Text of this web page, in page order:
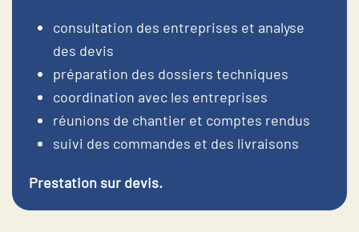
consultation des entreprises et analyse
des devis
préparation des dossiers techniques
coordination avec les entreprises
réunions de chantier et comptes rendus
suivi des commandes et des livraisons
Prestation sur devis.